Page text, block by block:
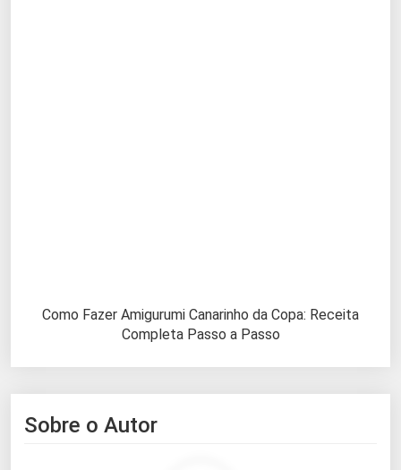
Como Fazer Amigurumi Canarinho da Copa: Receita
Completa Passo a Passo
Sobre o Autor